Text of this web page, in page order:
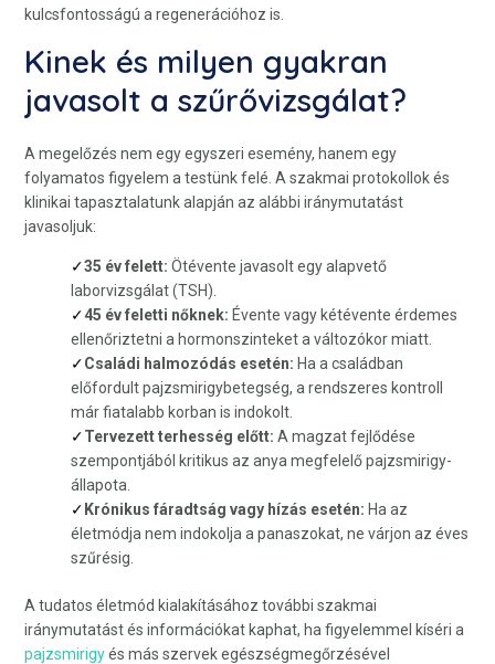
kulcsfontosságú a regenerációhoz is.
Kinek és milyen gyakran
javasolt a szűrővizsgálat?
A megelőzés nem egy egyszeri esemény, hanem egy
folyamatos figyelem a testünk felé. A szakmai protokollok és
klinikai tapasztalatunk alapján az alábbi iránymutatást
javasoljuk:
35 év felett: Ötévente javasolt egy alapvető
laborvizsgálat (TSH).
45 év feletti nőknek: Évente vagy kétévente érdemes
ellenőriztetni a hormonszinteket a változókor miatt.
Családi halmozódás esetén: Ha a családban
előfordult pajzsmirigybetegség, a rendszeres kontroll
már fiatalabb korban is indokolt.
Tervezett terhesség előtt: A magzat fejlődése
szempontjából kritikus az anya megfelelő pajzsmirigy-
állapota.
Krónikus fáradtság vagy hízás esetén: Ha az
életmódja nem indokolja a panaszokat, ne várjon az éves
szűrésig.
A tudatos életmód kialakításához további szakmai
iránymutatást és információkat kaphat, ha figyelemmel kíséri a
pajzsmirigyés más szervek egészségmegőrzésével